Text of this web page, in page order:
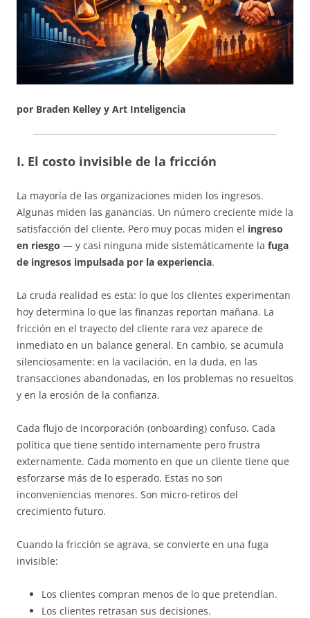
por Braden Kelley y Art Inteligencia
I. El costo invisible de la fricción
La mayoría de las organizaciones miden los ingresos.
Algunas miden las ganancias. Un número creciente mide la
satisfacción del cliente. Pero muy pocas miden el ingreso
en riesgo — y casi ninguna mide sistemáticamente la fuga
de ingresos impulsada por la experiencia.
La cruda realidad es esta: lo que los clientes experimentan
hoy determina lo que las finanzas reportan mañana. La
fricción en el trayecto del cliente rara vez aparece de
inmediato en un balance general. En cambio, se acumula
silenciosamente: en la vacilación, en la duda, en las
transacciones abandonadas, en los problemas no resueltos
y en la erosión de la confianza.
Cada flujo de incorporación (onboarding) confuso. Cada
política que tiene sentido internamente pero frustra
externamente. Cada momento en que un cliente tiene que
esforzarse más de lo esperado. Estas no son
inconveniencias menores. Son micro-retiros del
crecimiento futuro.
Cuando la fricción se agrava, se convierte en una fuga
invisible:
Los clientes compran menos de lo que pretendían.
Los clientes retrasan sus decisiones.